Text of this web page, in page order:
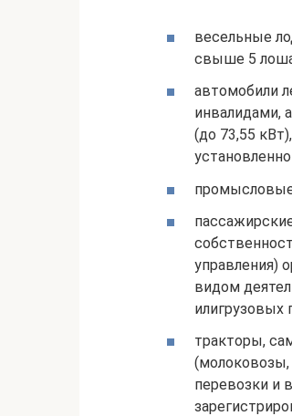
весельные
свыше 5
автомобили
инвалидами,
(до 73,55
управления)
видом
илигрузовых
тракторы,
перевозки и